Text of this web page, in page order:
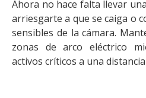
Ahora no hace falta llevar
arriesgarte a que se caiga o
sensibles de la cámara.
zonas de arco eléctrico
activos críticos a una